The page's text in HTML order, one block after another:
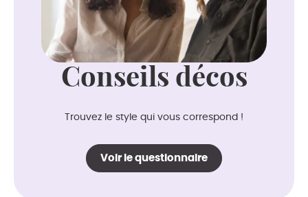
Conseils décos
Trouvez le style qui vous correspond !
Voir le questionnaire